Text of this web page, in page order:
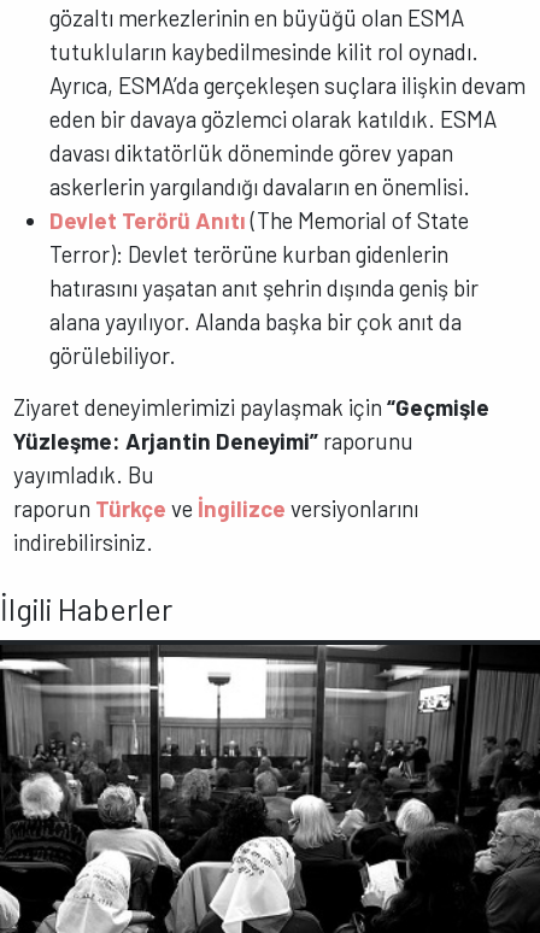
gözaltı merkezlerinin en büyüğü olan ESMA
tutukluların kaybedilmesinde kilit rol oynadı.
Ayrıca, ESMA’da gerçekleşen suçlara ilişkin devam
eden bir davaya gözlemci olarak katıldık. ESMA
davası diktatörlük döneminde görev yapan
askerlerin yargılandığı davaların en önemlisi.
Devlet Terörü Anıtı(The Memorial of State
Terror): Devlet terörüne kurban gidenlerin
hatırasını yaşatan anıt şehrin dışında geniş bir
alana yayılıyor. Alanda başka bir çok anıt da
görülebiliyor.
Ziyaret deneyimlerimizi paylaşmak için “Geçmişle
Yüzleşme: Arjantin Deneyimi” raporunu
yayımladık. Bu
raporun Türkçe ve İngilizceversiyonlarını
indirebilirsiniz.
İlgili Haberler